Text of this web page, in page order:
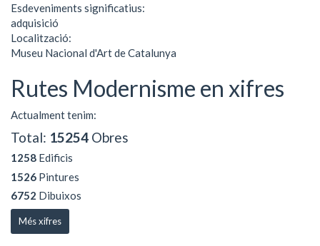
Esdeveniments significatius:
adquisició
Localització:
Museu Nacional d'Art de Catalunya
Rutes Modernisme en xifres
Actualment tenim:
Total: 15254 Obres
1258 Edificis
1526 Pintures
6752 Dibuixos
Més xifres